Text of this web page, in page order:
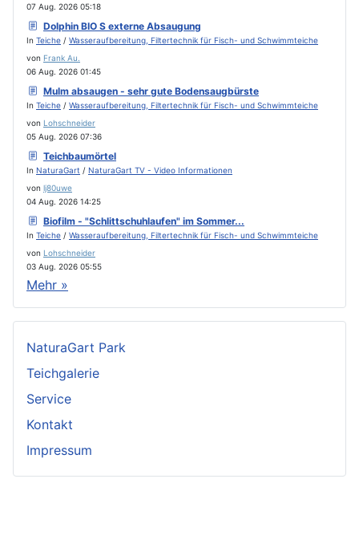
07 Aug. 2026 05:18
Dolphin BIO S externe Absaugung
In Teiche / Wasseraufbereitung, Filtertechnik für Fisch- und Schwimmteiche
von Frank Au.
06 Aug. 2026 01:45
Mulm absaugen - sehr gute Bodensaugbürste
In Teiche / Wasseraufbereitung, Filtertechnik für Fisch- und Schwimmteiche
von Lohschneider
05 Aug. 2026 07:36
Teichbaumörtel
In NaturaGart / NaturaGart TV - Video Informationen
von lj80uwe
04 Aug. 2026 14:25
Biofilm - "Schlittschuhlaufen" im Sommer...
In Teiche / Wasseraufbereitung, Filtertechnik für Fisch- und Schwimmteiche
von Lohschneider
03 Aug. 2026 05:55
Mehr »
NaturaGart Park
Teichgalerie
Service
Kontakt
Impressum